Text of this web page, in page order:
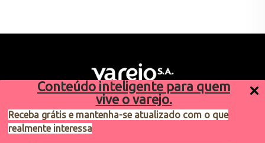
Conteúdo inteligente para quem
vive o varejo.
Receba grátis e mantenha-se atualizado com o que
realmente interessa
Sugestões de pauta